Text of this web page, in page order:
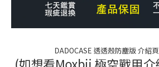
DADOCASE 透透殼防塵版 介紹